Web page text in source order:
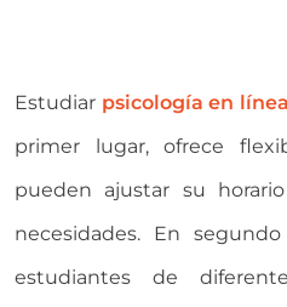
Estudiar psicología en línea
primer lugar, ofrece
pueden ajustar su
necesidades. En
estudiantes de